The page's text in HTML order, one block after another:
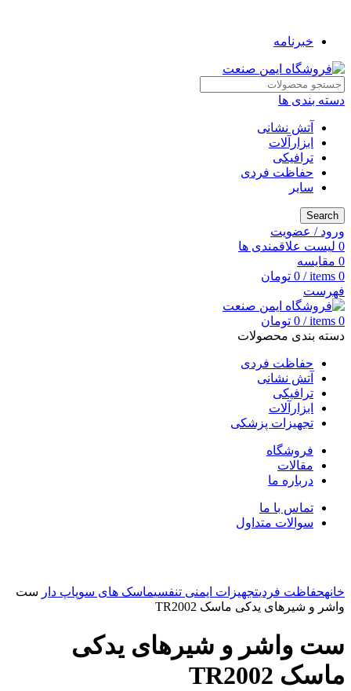
خبرنامه
دسته بندی ها
آتش نشانی
ابزارآلات
ترافیکی
حفاظت فردی
سایر
Search
ورود / عضویت
0 لیست علاقمندی ها
0 مقایسه
0
items
/
0 تومان
فهرست
0
items
/
0 تومان
دسته بندی محصولات
حفاظت فردی
آتش نشانی
ترافیکی
ابزارآلات
تجهیزات پزشکی
فروشگاه
مقالات
درباره ما
تماس با ما
سوالات متداول
خانهحفاظت فردیتجهیزات ایمنی تنفسیماسک های سوپاپ دار ست
واشر و شیرهای یدکی ماسک TR2002
ست واشر و شیرهای یدکی
ماسک TR2002